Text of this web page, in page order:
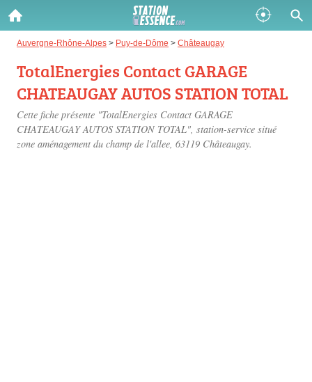
Auvergne-Rhône-Alpes > Puy-de-Dôme > Châteaugay
TotalEnergies Contact GARAGE
CHATEAUGAY AUTOS STATION TOTAL
Cette fiche présente "TotalEnergies Contact GARAGE
CHATEAUGAY AUTOS STATION TOTAL", station-service situé
zone aménagement du champ de l'allee, 63119 Châteaugay.
Gazole :
Disponible Épuisé
SP 98 :
Disponible Épuisé